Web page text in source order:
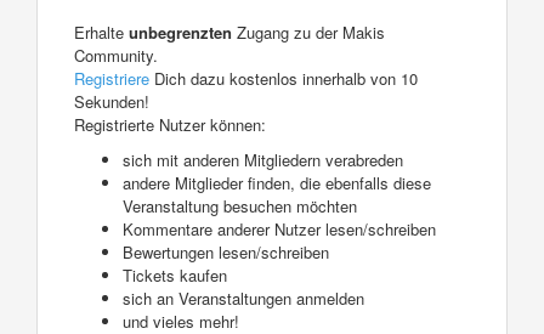
Erhalte unbegrenzten Zugang zu der Makis
Community.
Registriere Dich dazu kostenlos innerhalb von 10
Sekunden!
Registrierte Nutzer können:
sich mit anderen Mitgliedern verabreden
andere Mitglieder finden, die ebenfalls diese
Veranstaltung besuchen möchten
Kommentare anderer Nutzer lesen/schreiben
Bewertungen lesen/schreiben
Tickets kaufen
sich an Veranstaltungen anmelden
und vieles mehr!